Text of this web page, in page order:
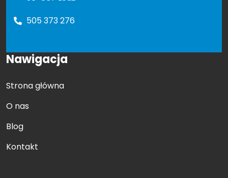
505 373 276
Nawigacja
Strona główna
O nas
Blog
Kontakt